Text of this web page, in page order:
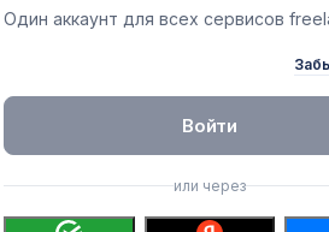
Один аккаунт для всех сервисов
Войти
или через